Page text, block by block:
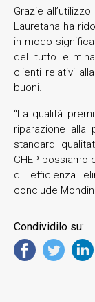
Grazie
Lauretana ha
in modo
del tutto
clienti relativi
buoni.
“La qualità
riparazione alla
standard
CHEP
di efficienza
conclude
Condividilo su: